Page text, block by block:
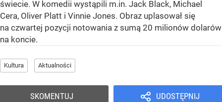
świecie. W komedii wystąpili m.in. Jack Black, Michael
Cera, Oliver Platt i Vinnie Jones. Obraz uplasował się
na czwartej pozycji notowania z sumą 20 milionów dolarów
na koncie.
Kultura Aktualności
UDOSTĘPNIJ
SKOMENTUJ